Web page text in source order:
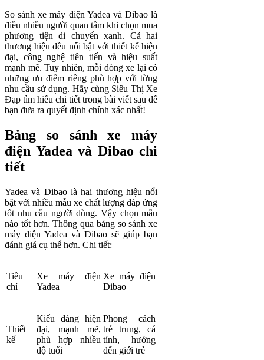
So sánh xe máy điện Yadea và Dibao là
điều nhiều người quan tâm khi chọn mua
phương tiện di chuyển xanh. Cả hai
thương hiệu đều nổi bật với thiết kế hiện
đại, công nghệ tiên tiến và hiệu suất
mạnh mẽ. Tuy nhiên, mỗi dòng xe lại có
những ưu điểm riêng phù hợp với từng
nhu cầu sử dụng. Hãy cùng Siêu Thị Xe
Đạp tìm hiểu chi tiết trong bài viết sau để
bạn đưa ra quyết định chính xác nhất!
Bảng so sánh xe máy
điện Yadea và Dibao chi
tiết
Yadea và Dibao là hai thương hiệu nổi
bật với nhiều mẫu xe chất lượng đáp ứng
tốt nhu cầu người dùng. Vậy chọn mẫu
nào tốt hơn. Thông qua bảng so sánh xe
máy điện Yadea và Dibao sẽ giúp bạn
đánh giá cụ thể hơn. Chi tiết:
Tiêu
chí
Xe máy điện
Yadea
Xe máy điện
Dibao
Thiết
kế
Kiểu dáng hiện
đại, mạnh mẽ,
phù hợp nhiều
độ tuổi
Phong cách
trẻ trung, cá
tính, hướng
đến giới trẻ